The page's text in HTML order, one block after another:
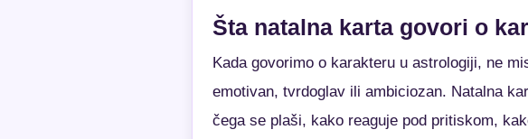
Šta natalna karta govori o
Kada govorimo o karakteru u astrologiji, ne
emotivan, tvrdoglav ili ambiciozan. Natalna
čega se plaši, kako reaguje pod pritiskom,